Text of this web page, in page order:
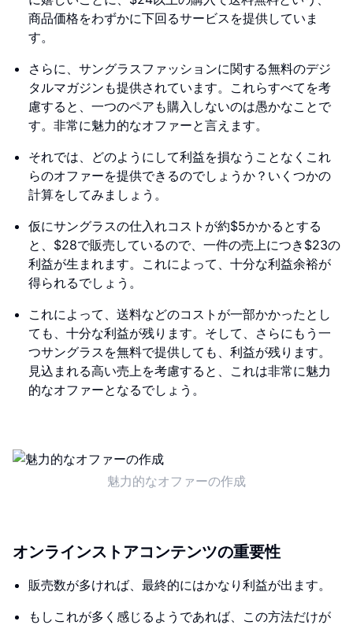
商品価格をわずかに下回るサービスを提供していま
す。
さらに、サングラスファッションに関する無料のデジ
タルマガジンも提供されています。これらすべてを考
慮すると、一つのペアも購入しないのは愚かなことで
す。非常に魅力的なオファーと言えます。
それでは、どのようにして利益を損なうことなくこれ
らのオファーを提供できるのでしょうか？いくつかの
計算をしてみましょう。
仮にサングラスの仕入れコストが約$5かかるとする
と、$28で販売しているので、一件の売上につき$23の
利益が生まれます。これによって、十分な利益余裕が
得られるでしょう。
これによって、送料などのコストが一部かかったとし
ても、十分な利益が残ります。そして、さらにもう一
つサングラスを無料で提供しても、利益が残ります。
見込まれる高い売上を考慮すると、これは非常に魅力
的なオファーとなるでしょう。
魅力的なオファーの作成
オンラインストアコンテンツの重要性
販売数が多ければ、最終的にはかなり利益が出ます。
もしこれが多く感じるようであれば、この方法だけが